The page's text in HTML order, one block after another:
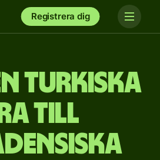
Registrera dig
turkiska
till